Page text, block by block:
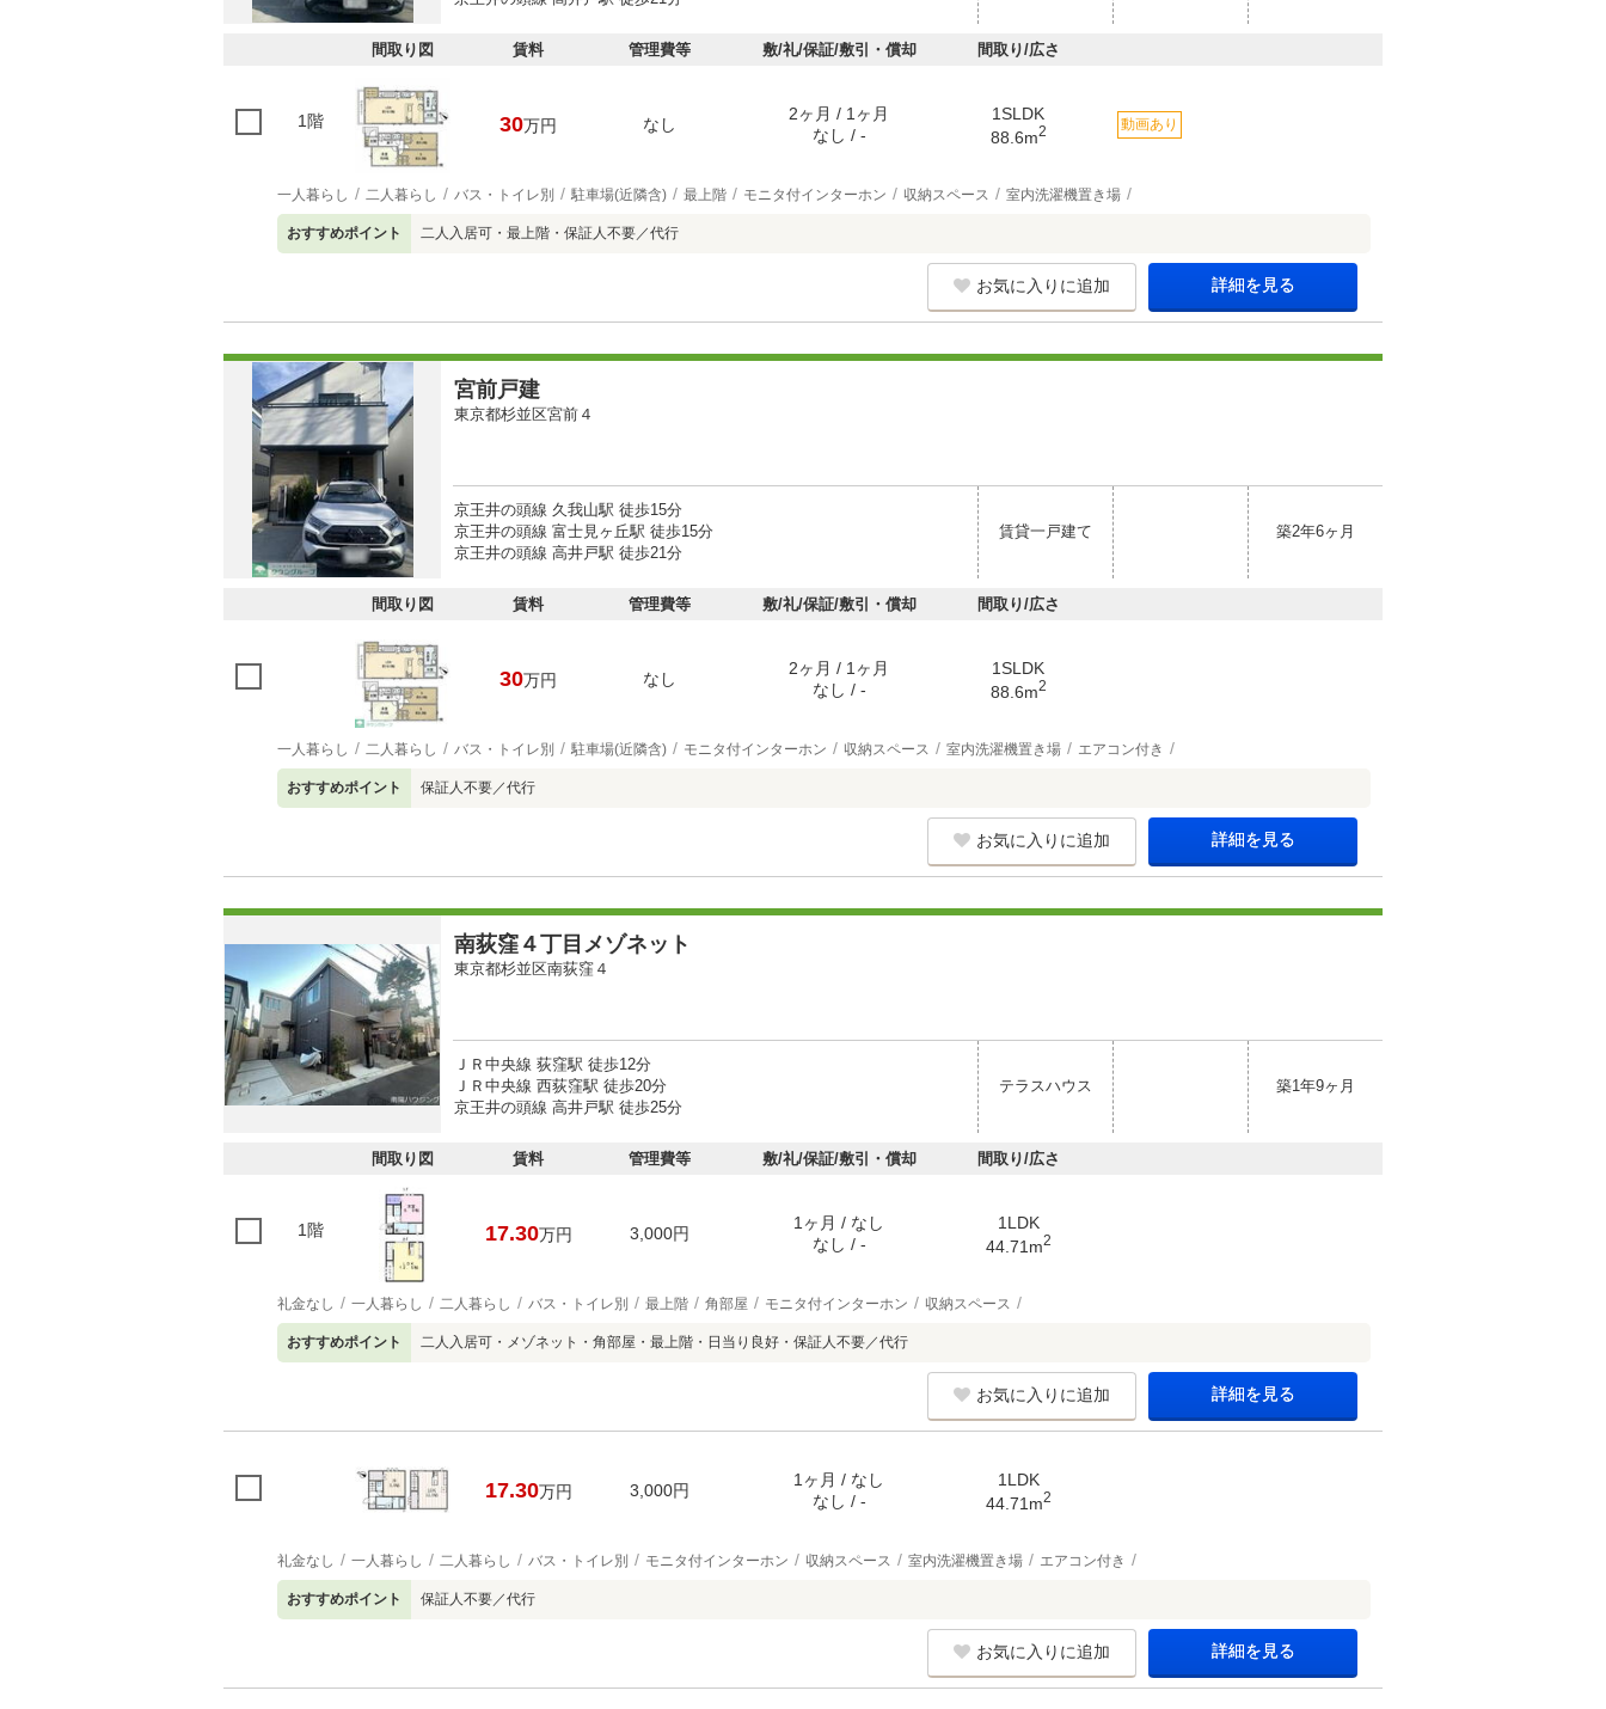
間取り図 賃料 管理費等 敷/礼/保証/敷引・償却 間取り/広さ
1階 30万円 なし
2ヶ月 / 1ヶ月
なし / -
1SLDK
88.6m2 動画あり
一人暮らし 二人暮らし バス・トイレ別 駐車場(近隣含) 最上階 モニタ付インターホン 収納スペース 室内洗濯機置き場
おすすめポイント 二人入居可・最上階・保証人不要／代行
お気に入りに追加 詳細を見る
宮前戸建
東京都杉並区宮前４
京王井の頭線 久我山駅 徒歩15分
京王井の頭線 富士見ヶ丘駅 徒歩15分
京王井の頭線 高井戸駅 徒歩21分
賃貸一戸建て 築2年6ヶ月
間取り図 賃料 管理費等 敷/礼/保証/敷引・償却 間取り/広さ
30万円 なし
2ヶ月 / 1ヶ月
なし / -
1SLDK
88.6m2
一人暮らし 二人暮らし バス・トイレ別 駐車場(近隣含) モニタ付インターホン 収納スペース 室内洗濯機置き場 エアコン付き
おすすめポイント 保証人不要／代行
お気に入りに追加 詳細を見る
南荻窪４丁目メゾネット
東京都杉並区南荻窪４
ＪＲ中央線 荻窪駅 徒歩12分
ＪＲ中央線 西荻窪駅 徒歩20分
京王井の頭線 高井戸駅 徒歩25分
テラスハウス 築1年9ヶ月
間取り図 賃料 管理費等 敷/礼/保証/敷引・償却 間取り/広さ
1階 17.30万円 3,000円
1ヶ月 / なし
なし / -
1LDK
44.71m2
礼金なし 一人暮らし 二人暮らし バス・トイレ別 最上階 角部屋 モニタ付インターホン 収納スペース
おすすめポイント 二人入居可・メゾネット・角部屋・最上階・日当り良好・保証人不要／代行
お気に入りに追加 詳細を見る
17.30万円 3,000円
1ヶ月 / なし
なし / -
1LDK
44.71m2
礼金なし 一人暮らし 二人暮らし バス・トイレ別 モニタ付インターホン 収納スペース 室内洗濯機置き場 エアコン付き
おすすめポイント 保証人不要／代行
お気に入りに追加 詳細を見る